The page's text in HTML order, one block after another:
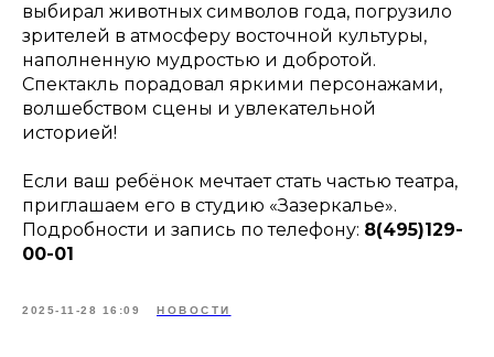
выбирал животных символов года, погрузило
зрителей в атмосферу восточной культуры,
наполненную мудростью и добротой.
Спектакль порадовал яркими персонажами,
волшебством сцены и увлекательной
историей!
Если ваш ребёнок мечтает стать частью театра,
приглашаем его в студию «Зазеркалье».
Подробности и запись по телефону: 8(495)129-
00-01
2025-11-28 16:09 НОВОСТИ